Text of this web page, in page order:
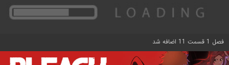
فصل 1 قسمت 11 اضافه شد